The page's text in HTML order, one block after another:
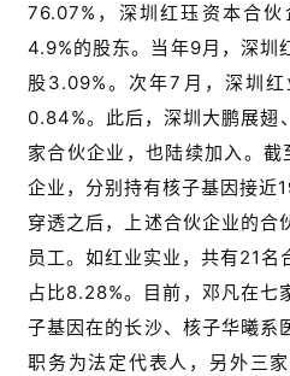
76.07%，深圳红珏资本合
4.9%的股东。当年9月，深圳
股3.09%。次年7月，深圳
0.84%。此后，深圳大鹏展翅
家合伙企业，也陆续加入。
企业，分别持有核子基因接近
穿透之后，上述合伙企业的合
员工。如红业实业，共有21名
占比8.28%。目前，邓凡在七
子基因在的长沙、核子华曦系
职务为法定代表人，另外三